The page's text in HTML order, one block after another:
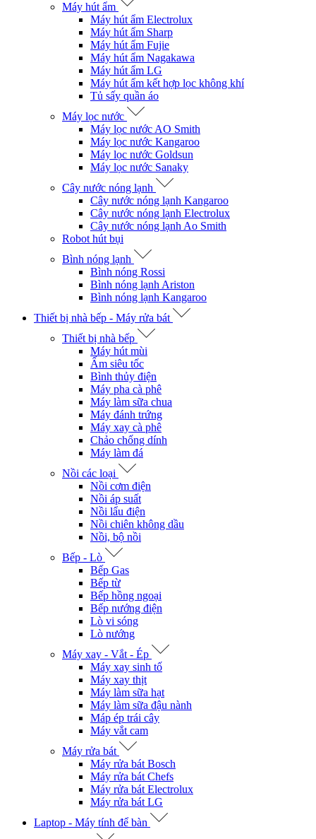
Máy hút ẩm
Máy hút ẩm Electrolux
Máy hút ẩm Sharp
Máy hút ẩm Fujie
Máy hút ẩm Nagakawa
Máy hút ẩm LG
Máy hút ẩm kết hợp lọc không khí
Tủ sấy quần áo
Máy lọc nước
Máy lọc nước AO Smith
Máy lọc nước Kangaroo
Máy lọc nước Goldsun
Máy lọc nước Sanaky
Cây nước nóng lạnh
Cây nước nóng lạnh Kangaroo
Cây nước nóng lạnh Electrolux
Cây nước nóng lạnh Ao Smith
Robot hút bụi
Bình nóng lạnh
Bình nóng Rossi
Bình nóng lạnh Ariston
Bình nóng lạnh Kangaroo
Thiết bị nhà bếp - Máy rửa bát
Thiết bị nhà bếp
Máy hút mùi
Ấm siêu tốc
Bình thủy điện
Máy pha cà phê
Máy làm sữa chua
Máy đánh trứng
Máy xay cà phê
Chảo chống dính
Máy làm đá
Nồi các loại
Nồi cơm điện
Nồi áp suất
Nồi lẩu điện
Nồi chiên không dầu
Nồi, bộ nồi
Bếp - Lò
Bếp Gas
Bếp từ
Bếp hồng ngoại
Bếp nướng điện
Lò vi sóng
Lò nướng
Máy xay - Vắt - Ép
Máy xay sinh tố
Máy xay thịt
Máy làm sữa hạt
Máy làm sữa đậu nành
Máp ép trái cây
Máy vắt cam
Máy rửa bát
Máy rửa bát Bosch
Máy rửa bát Chefs
Máy rửa bát Electrolux
Máy rửa bát LG
Laptop - Máy tính để bàn